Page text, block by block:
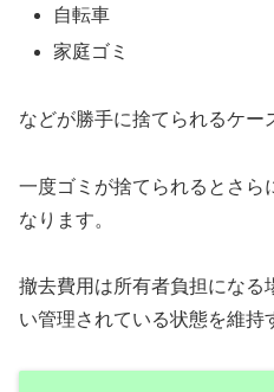
自転車
家庭ゴミ
などが勝手に捨てられるケー
一度ゴミが捨てられるとさら
なります。
撤去費用は所有者負担になる
い管理されている状態を維持